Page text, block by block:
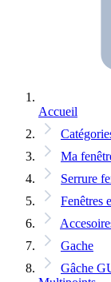
Accueil
Ma
Serrure
Fenêtres
Gache
Gâche